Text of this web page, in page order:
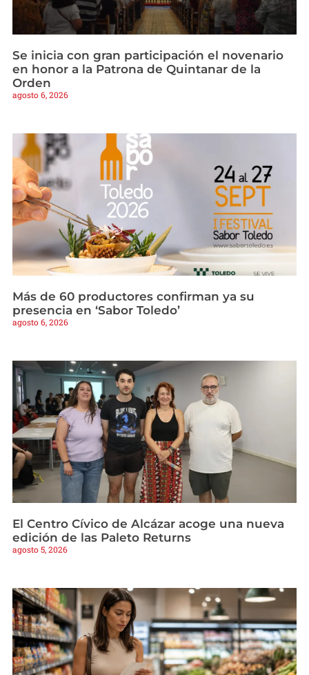
Se inicia con gran participación el novenario
en honor a la Patrona de Quintanar de la
Orden
agosto 6, 2026
Más de 60 productores confirman ya su
presencia en ‘Sabor Toledo’
agosto 6, 2026
El Centro Cívico de Alcázar acoge una nueva
edición de las Paleto Returns
agosto 5, 2026